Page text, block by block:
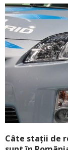
Câte stații de